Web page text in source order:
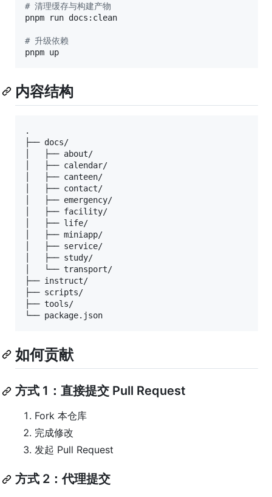
# 清理缓存与构建产物
pnpm run docs:clean
# 升级依赖
pnpm up
内容结构
.
├── docs/
│   ├── about/
│   ├── calendar/
│   ├── canteen/
│   ├── contact/
│   ├── emergency/
│   ├── facility/
│   ├── life/
│   ├── miniapp/
│   ├── service/
│   ├── study/
│   └── transport/
├── instruct/
├── scripts/
├── tools/
如何贡献
方式 1：直接提交 Pull Request
Fork 本仓库
完成修改
发起 Pull Request
方式 2：代理提交